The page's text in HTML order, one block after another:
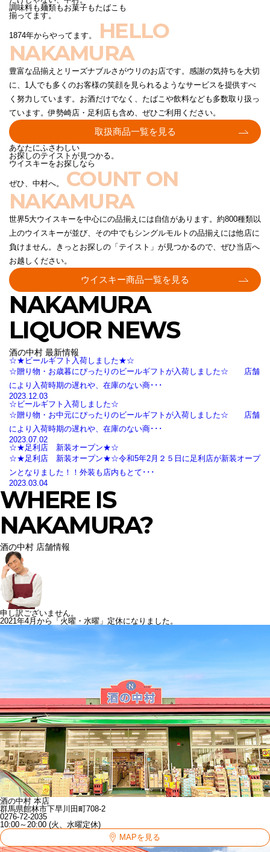
調味料も麺類もお菓子もたばこも
揃ってます。
1874年からやってます。
HELLO
NAKAMURA
豊富な品揃えとリーズナブルさがウリのお店です。感謝の気持ちを大切
に、1人でも多くのお客様の笑顔を見られるようなサービスを提供すべ
く努力しています。お酒だけでなく、たばこや飲料なども多数取り扱っ
ています。伊勢崎店・足利店も含め、ぜひご利用ください。
取扱商品一覧を見る
あなたにふさわしい
お探しのテイストが見つかる。
ウイスキーをお探しなら
ぜひ、中村へ。 COUNT ON
NAKAMURA
世界5大ウイスキーを中心にの品揃えには自信があります。約800種類以
上のウイスキーが並び、その中でもシングルモルトの品揃えには他店に
負けません。きっとお探しの「テイスト」が見つかるので、ぜひ当店へ
お越しください。
ウイスキー商品一覧を見る
NAKAMURA
LIQUOR NEWS
酒の中村 最新情報
☆★ビールギフト入荷しました★☆
☆贈り物・お歳暮にぴったりのビールギフトが入荷しました☆ 店舗
により入荷時期の遅れや、在庫のない商･･･
2023.12.03
☆ビールギフト入荷しました☆
☆贈り物・お中元にぴったりのビールギフトが入荷しました☆ 店舗
により入荷時期の遅れや、在庫のない商･･･
2023.07.02
☆★足利店 新装オープン★☆
☆★足利店 新装オープン★☆令和5年2月２５日に足利店が新装オープ
ンとなりました！！外装も店内もとて･･･
2023.03.04
WHERE IS
NAKAMURA?
酒の中村 店舗情報
申し訳ございません。
2021年4月から「火曜・水曜」定休になりました。
酒の中村 本店
群馬県館林市下早川田町708-2
0276-72-2035
10:00～20:00 (火、水曜定休)
MAPを見る